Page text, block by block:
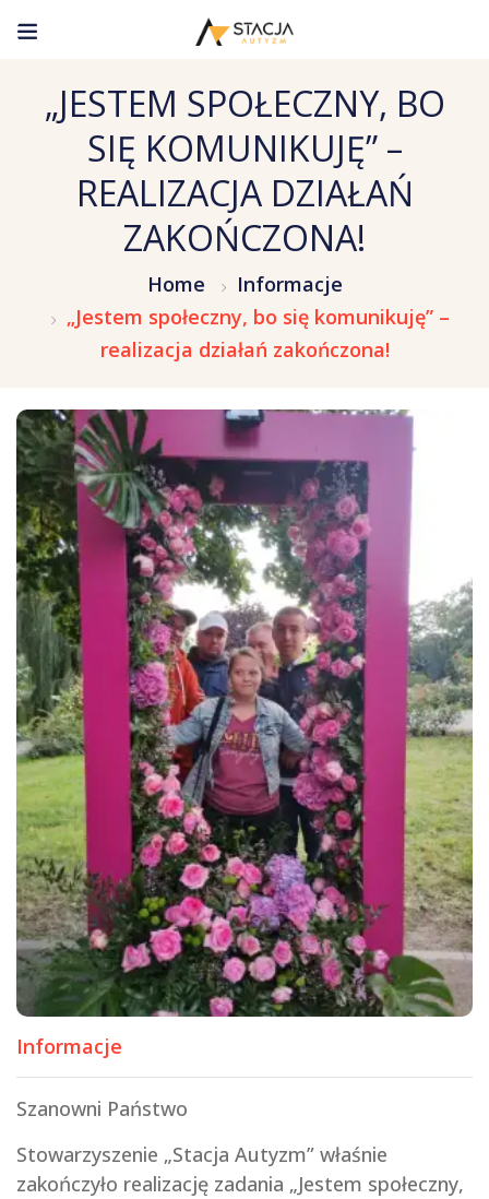
„JESTEM SPOŁECZNY, BO
SIĘ KOMUNIKUJĘ” –
REALIZACJA DZIAŁAŃ
ZAKOŃCZONA!
Home
Informacje
„Jestem społeczny, bo się komunikuję” –
realizacja działań zakończona!
Informacje
Szanowni Państwo
Stowarzyszenie „Stacja Autyzm” właśnie
zakończyło realizację zadania „Jestem społeczny,